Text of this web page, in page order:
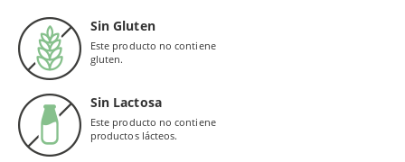
Sin Gluten
Este producto no contiene
gluten.
Sin Lactosa
Este producto no contiene
productos lácteos.